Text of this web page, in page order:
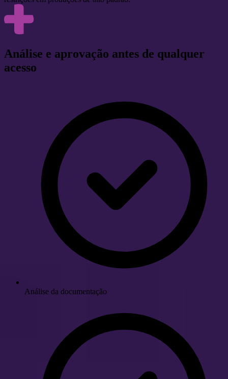
Análise e aprovação antes de qualquer
acesso
Análise da documentação